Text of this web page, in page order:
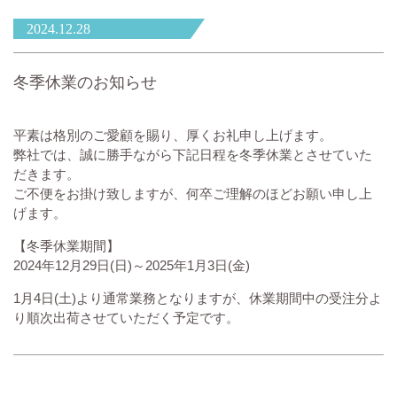
2024.12.28
冬季休業のお知らせ
平素は格別のご愛顧を賜り、厚くお礼申し上げます。
弊社では、誠に勝手ながら下記日程を冬季休業とさせていた
だきます。
ご不便をお掛け致しますが、何卒ご理解のほどお願い申し上
げます。
【冬季休業期間】
2024年12月29日(日)～2025年1月3日(金)
1月4日(土)より通常業務となりますが、休業期間中の受注分よ
り順次出荷させていただく予定です。